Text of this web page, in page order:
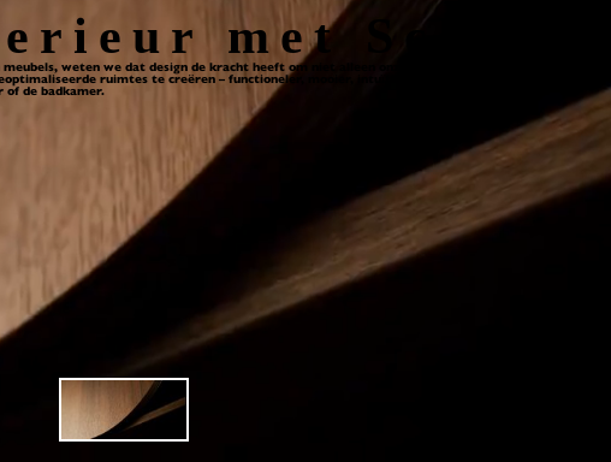
met Schmidt
weten we dat design de kracht heeft om niet alleen onze interieurs, maar ook ons leven
ruimtes te creëren – functioneler, mooier, intuïtiever en duurzamer. En zo uw thuis
of de badkamer.